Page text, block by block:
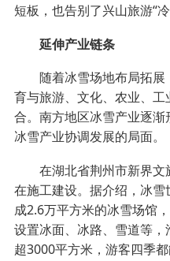
短板，也告别了兴山旅游“冷
延伸产业链条
随着冰雪场地布局拓展
育与旅游、文化、农业、
合。南方地区冰雪产业逐渐
冰雪产业协调发展的局面。
在湖北省荆州市新界文
在施工建设。据介绍，冰
成2.6万平方米的冰雪场馆
设置冰面、冰路、雪道等
超3000平方米，游客四季